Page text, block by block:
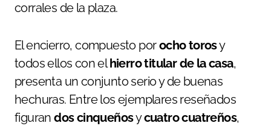
corrales de la plaza.
El encierro, compuesto porocho torosy
todos ellos con elhierro titular de la casa,
presenta un conjunto serio y de buenas
hechuras. Entre los ejemplares reseñados
figurandos cinqueñosycuatro cuatreños,